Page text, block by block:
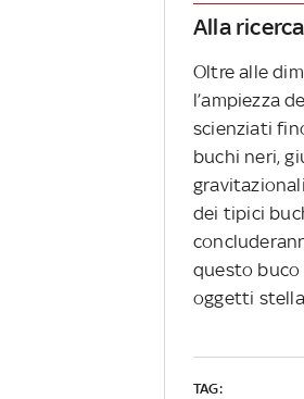
Alla
Oltre alle
l’ampiezza
scienziati
buchi neri,
dei tipici
questo buco
oggetti
TAG: